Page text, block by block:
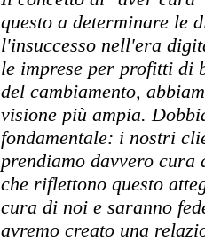
questo a determinare le
l'insuccesso nell'era
le imprese per profitti di
del cambiamento,
visione più ampia.
fondamentale: i nostri
prendiamo davvero
che riflettono questo
cura di noi e saranno
avremo creato una